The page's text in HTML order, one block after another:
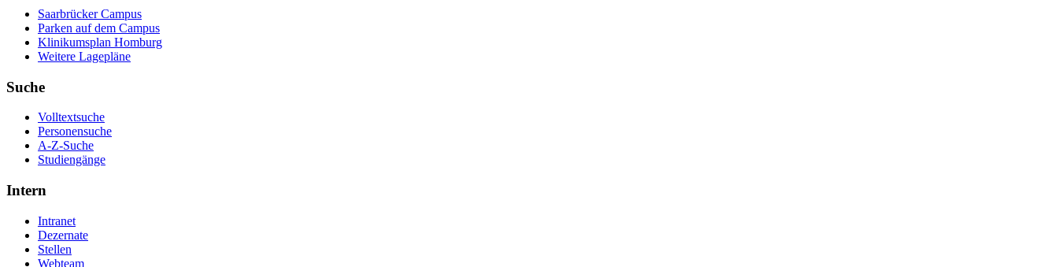
Saarbrücker Campus
Parken auf dem Campus
Klinikumsplan Homburg
Weitere Lagepläne
Suche
Volltextsuche
Personensuche
A-Z-Suche
Studiengänge
Intern
Intranet
Dezernate
Stellen
Webteam